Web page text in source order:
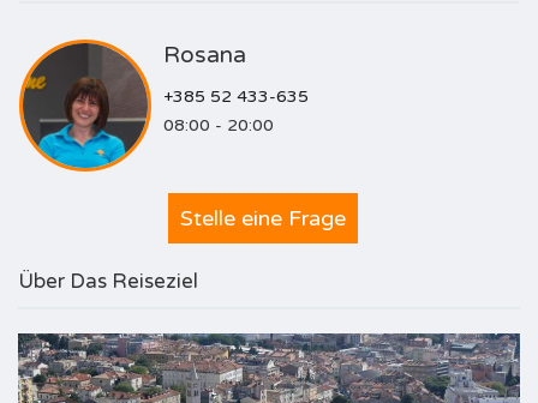
Rosana
+385 52 433-635
08:00 - 20:00
Stelle eine Frage
Über Das Reiseziel